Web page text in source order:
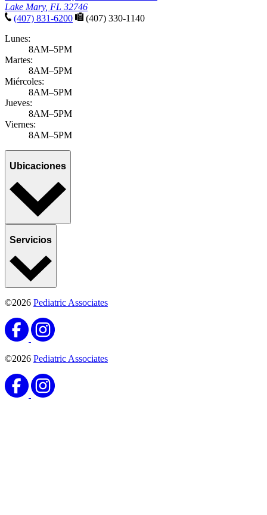
Lake Mary, FL 32746
(407) 831-6200
(407) 330-1140
Lunes:
8AM–5PM
Martes:
8AM–5PM
Miércoles:
8AM–5PM
Jueves:
8AM–5PM
Viernes:
8AM–5PM
Ubicaciones
Servicios
©2026 Pediatric Associates
©2026 Pediatric Associates